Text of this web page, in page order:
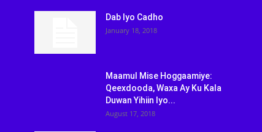
Dab Iyo Cadho
January 18, 2018
Maamul Mise Hoggaamiye:
Qeexdooda, Waxa Ay Ku Kala
Duwan Yihiin Iyo...
August 17, 2018